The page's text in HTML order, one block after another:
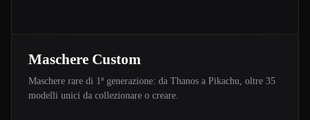
Maschere Custom
Maschere rare di 1ª generazione: da Thanos a Pikachu, oltre 35
modelli unici da collezionare o creare.